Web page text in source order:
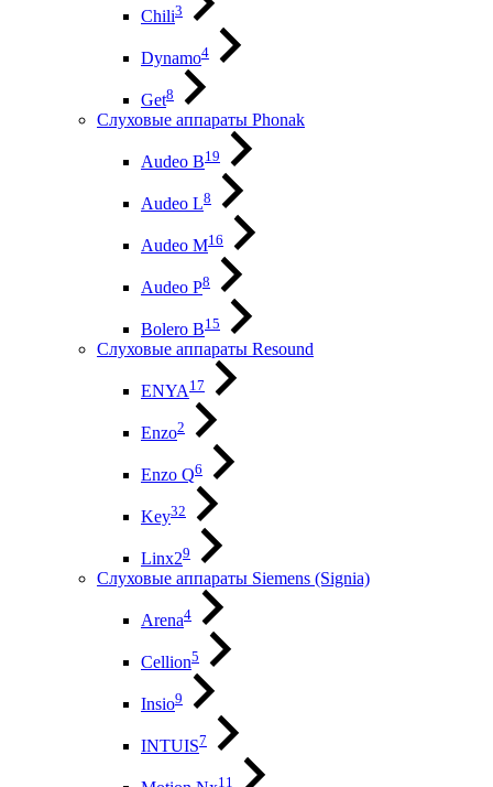
Chili3
Dynamo4
Get8
Слуховые аппараты Phonak
Audeo B19
Audeo L8
Audeo М16
Audeo P8
Bolero B15
Слуховые аппараты Resound
ENYA 17
Enzo2
Enzo Q6
Key32
Linx29
Слуховые аппараты Siemens (Signia)
Arena4
Cellion5
Insio9
INTUIS7
11